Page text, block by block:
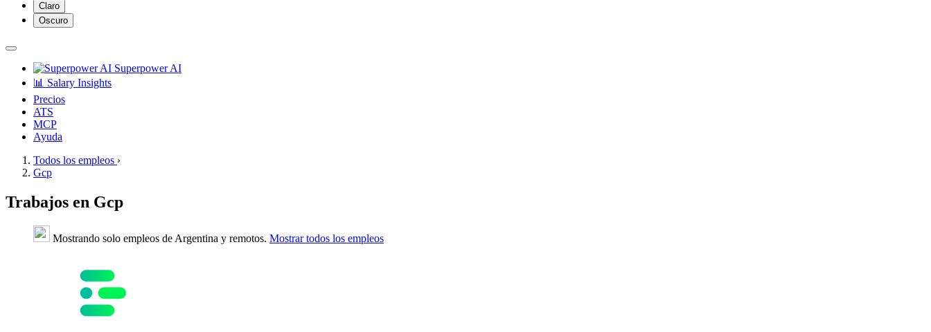
Claro
Oscuro
Superpower AI
📊 Salary Insights
Precios
ATS
MCP
Ayuda
Todos los empleos ›
Gcp
Trabajos en Gcp
Mostrando solo empleos de Argentina y remotos. Mostrar todos los empleos